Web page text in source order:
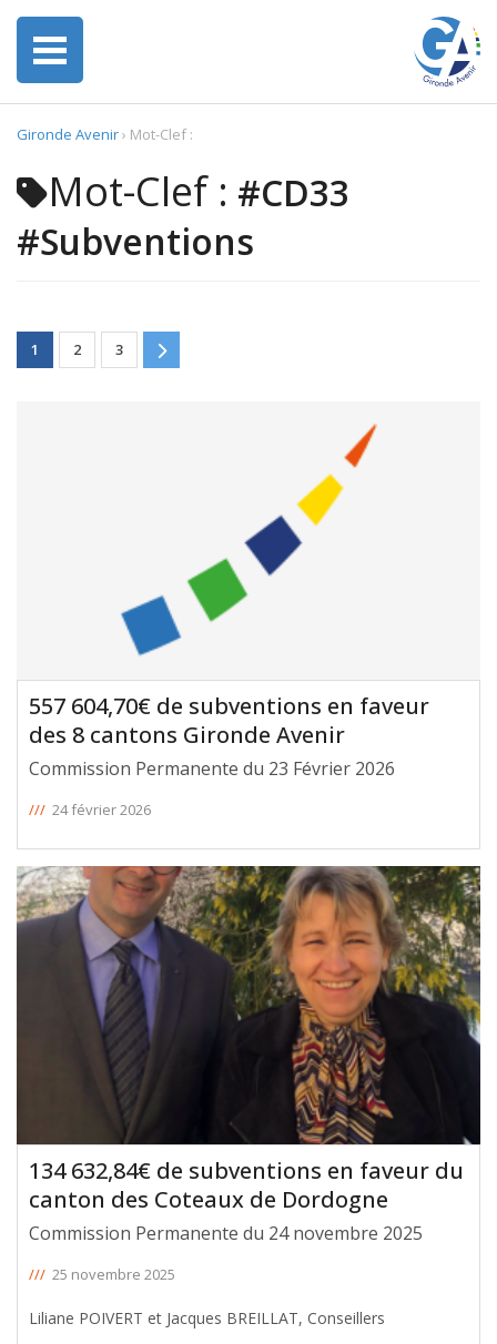
Gironde Avenir› Mot-Clef :
Mot-Clef : #CD33
#Subventions
1 2 3
557 604,70€ de subventions en faveur
des 8 cantons Gironde Avenir
Commission Permanente du 23 Février 2026
/// 24 février 2026
134 632,84€ de subventions en faveur du
canton des Coteaux de Dordogne
Commission Permanente du 24 novembre 2025
/// 25 novembre 2025
Liliane POIVERT et Jacques BREILLAT, Conseillers